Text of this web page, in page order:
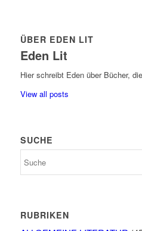
ÜBER EDEN LIT
Eden Lit
Hier schreibt Eden über Bücher,
View all posts
SUCHE
RUBRIKEN